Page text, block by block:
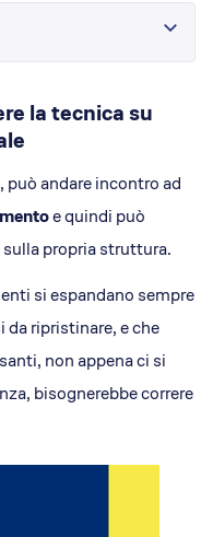
la tecnica su
andare incontro ad
e quindi può
sulla propria struttura.
si espandano sempre
ripristinare, e che
non appena ci si
bisognerebbe correre